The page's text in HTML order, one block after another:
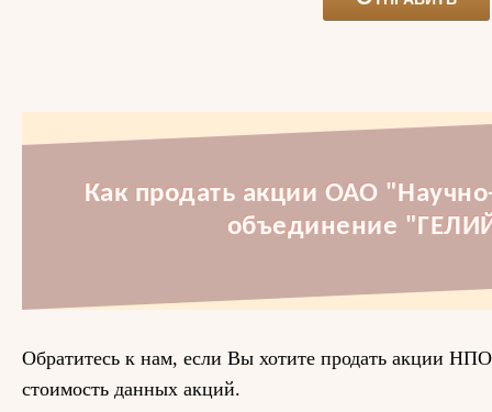
Как продать акции ОАО
объединение
Обратитесь к нам, если Вы хотите продать акции
стоимость данных акций.